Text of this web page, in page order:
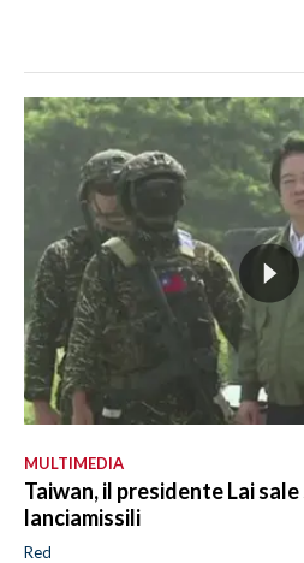
MULTIMEDIA
Taiwan, il presidente Lai
lanciamissili
Red